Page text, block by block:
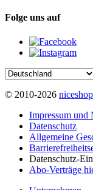
Folge uns auf
© 2010-2026
Impressum und
Datenschutz
Allgemeine
Datenschutz-
Abo-Verträge